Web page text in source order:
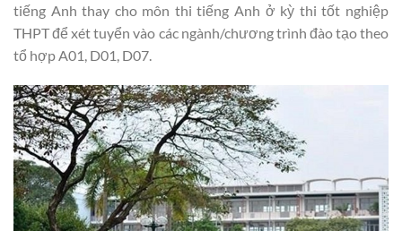
tiếng Anh thay cho môn thi tiếng Anh ở kỳ thi tốt nghiệp
THPT để xét tuyển vào các ngành/chương trình đào tạo theo
tổ hợp A01, D01, D07.